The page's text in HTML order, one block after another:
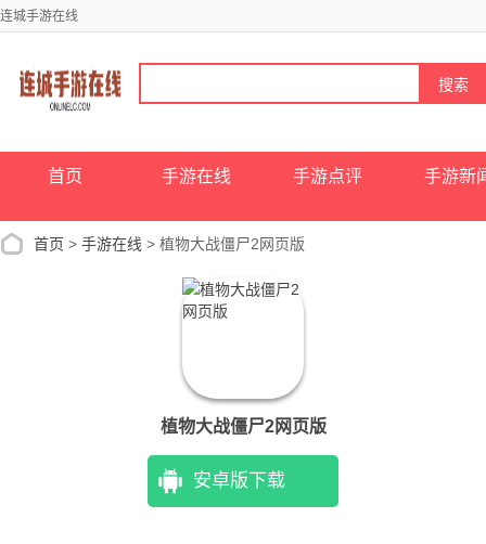
连城手游在线
首页 手游在线 手游点评 手游新
首页 > 手游在线 > 植物大战僵尸2网页版
植物大战僵尸2网页版
安卓版下载